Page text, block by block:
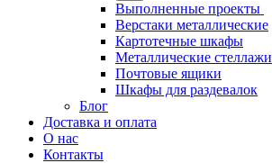
Выполненные проекты
Верстаки металлические
Картотечные шкафы
Металлические стеллажи
Почтовые ящики
Шкафы для раздевалок
Блог
Доставка и оплата
О нас
Контакты